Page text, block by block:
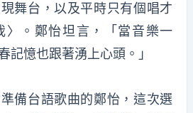
現舞台，以及平時只有個唱才
〉。鄭怡坦言，「當音樂一
記憶也跟著湧上心頭。」
備台語歌曲的鄭怡，這次選